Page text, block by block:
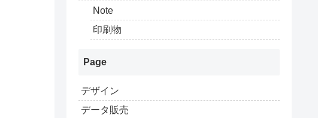
Note
印刷物
Page
デザイン
データ販売